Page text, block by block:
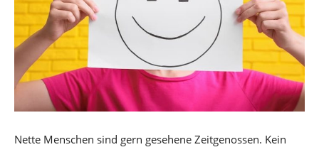
Nette Menschen sind gern gesehene Zeitgenossen. Kein